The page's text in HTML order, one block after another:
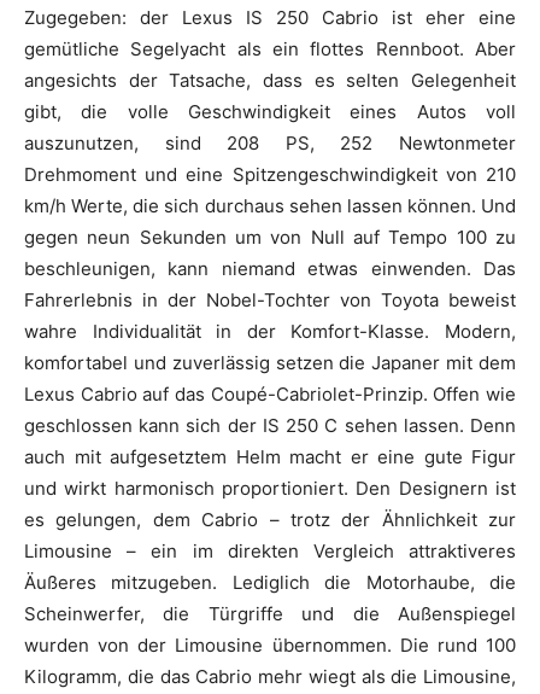
Zugegeben: der Lexus IS 250 Cabrio ist eher eine
gemütliche Segelyacht als ein flottes Rennboot. Aber
angesichts der Tatsache, dass es selten Gelegenheit
gibt, die volle Geschwindigkeit eines Autos voll
auszunutzen, sind 208 PS, 252 Newtonmeter
Drehmoment und eine Spitzengeschwindigkeit von 210
km/h Werte, die sich durchaus sehen lassen können. Und
gegen neun Sekunden um von Null auf Tempo 100 zu
beschleunigen, kann niemand etwas einwenden. Das
Fahrerlebnis in der Nobel-Tochter von Toyota beweist
wahre Individualität in der Komfort-Klasse. Modern,
komfortabel und zuverlässig setzen die Japaner mit dem
Lexus Cabrio auf das Coupé-Cabriolet-Prinzip. Offen wie
geschlossen kann sich der IS 250 C sehen lassen. Denn
auch mit aufgesetztem Helm macht er eine gute Figur
und wirkt harmonisch proportioniert. Den Designern ist
es gelungen, dem Cabrio – trotz der Ähnlichkeit zur
Limousine – ein im direkten Vergleich attraktiveres
Äußeres mitzugeben. Lediglich die Motorhaube, die
Scheinwerfer, die Türgriffe und die Außenspiegel
wurden von der Limousine übernommen. Die rund 100
Kilogramm, die das Cabrio mehr wiegt als die Limousine,